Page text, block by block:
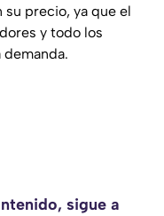
precio, ya que el
y todo los
sigue a